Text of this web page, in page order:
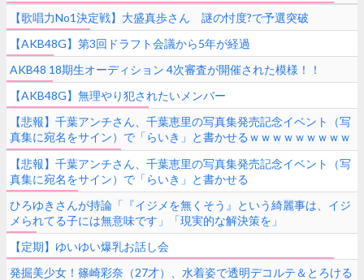
【歌唱力No1決定戦】大盛真歩さん 謎の忖度?で予選突破
【AKB48G】第3回ドラフト会議から5年が経過
AKB48 18期生オーディション 4次審査が開催された模様！！
【AKB48G】無理やり犯されたいメンバー
【悲報】千葉アンチさん、千葉恵里の写真集発売記念イベント（写
真集に宛名をサイン）で「らいき」と書かせるｗｗｗｗｗｗｗｗｗ
ｗ
【悲報】千葉アンチさん、千葉恵里の写真集発売記念イベント（写
真集に宛名をサイン）で「らいき」と書かせる
ひろゆきさんが持論「『イジメを無くそう』という綺麗事は、イジ
メられてる子には無意味です」「現実的な解決策を」
【定期】ゆいゆい爆乳お話し会
発掘美少女！篠崎彩奈（27才）、水着姿で透明デコルテ＆とろける